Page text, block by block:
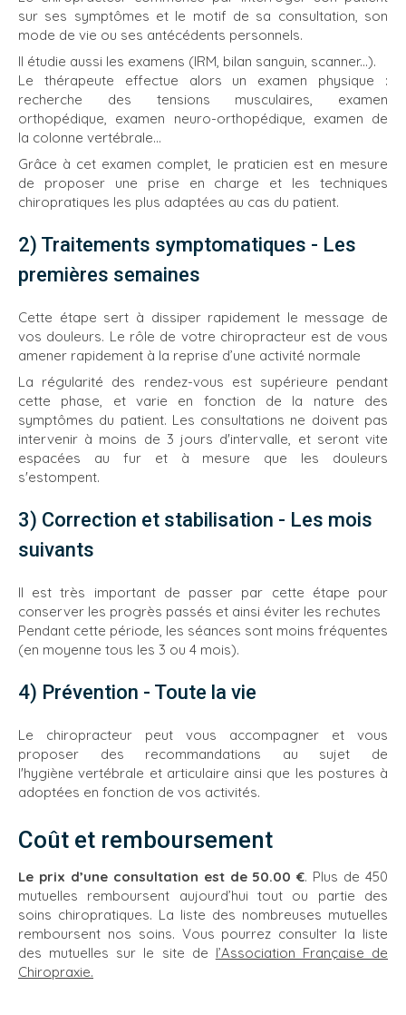
sur ses symptômes et le motif de sa consultation, son
mode de vie ou ses antécédents personnels.
Il étudie aussi les examens (IRM, bilan sanguin, scanner...).
Le thérapeute effectue alors un examen physique :
recherche des tensions musculaires, examen
orthopédique, examen neuro-orthopédique, examen de
la colonne vertébrale...
Grâce à cet examen complet, le praticien est en mesure
de proposer une prise en charge et les techniques
chiropratiques les plus adaptées au cas du patient.
2) Traitements symptomatiques - Les
premières semaines
Cette étape sert à dissiper rapidement le message de
vos douleurs. Le rôle de votre chiropracteur est de vous
amener rapidement à la reprise d’une activité normale
La régularité des rendez-vous est supérieure pendant
cette phase, et varie en fonction de la nature des
symptômes du patient. Les consultations ne doivent pas
intervenir à moins de 3 jours d'intervalle, et seront vite
espacées au fur et à mesure que les douleurs
s'estompent.
3) Correction et stabilisation - Les mois
suivants
Il est très important de passer par cette étape pour
conserver les progrès passés et ainsi éviter les rechutes
Pendant cette période, les séances sont moins fréquentes
(en moyenne tous les 3 ou 4 mois).
4) Prévention - Toute la vie
Le chiropracteur peut vous accompagner et vous
proposer des recommandations au sujet de
l'hygiène vertébrale et articulaire ainsi que les postures à
adoptées en fonction de vos activités.
Coût et remboursement
Le prix d’une consultation est de 50.00 €. Plus de 450
mutuelles remboursent aujourd’hui tout ou partie des
soins chiropratiques. La liste des nombreuses mutuelles
remboursent nos soins. Vous pourrez consulter la liste
des mutuelles sur le site de l’Association Française de
Chiropraxie.